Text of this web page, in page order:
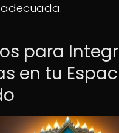
para
en tu